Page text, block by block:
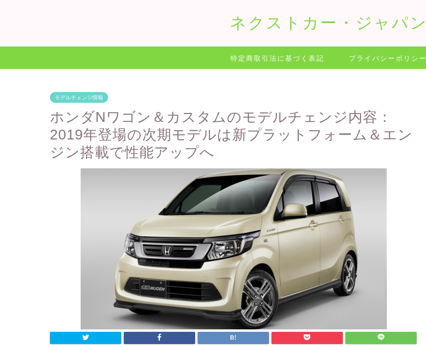
ネクストカー・ジャパン
特定商取引法に基づく表記 プライバシーポリシー
モデルチェンジ情報
ホンダNワゴン＆カスタムのモデルチェンジ内容：
2019年登場の次期モデルは新プラットフォーム＆エン
ジン搭載で性能アップへ